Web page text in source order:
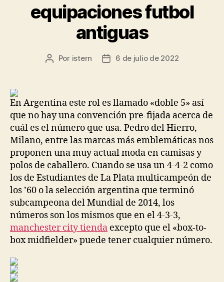
equipaciones futbol
antiguas
Autor
Por istern
Fecha6 de julio de 2022
En Argentina este rol es llamado «doble 5» así
que no hay una convención pre-fijada acerca de
cuál es el número que usa. Pedro del Hierro,
Milano, entre las marcas más emblemáticas nos
proponen una muy actual moda en camisas y
polos de caballero. Cuando se usa un 4-4-2 como
los de Estudiantes de La Plata multicampeón de
los ’60 o la selección argentina que terminó
subcampeona del Mundial de 2014, los
números son los mismos que en el 4-3-3,
manchester city tienda excepto que el «box-to-
box midfielder» puede tener cualquier número.